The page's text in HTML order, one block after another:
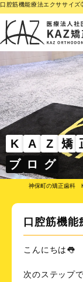
口腔筋機能療法エクササイ
K A Z 矯
ブ ロ グ
神保町の矯正歯科
口腔筋機
こんにちは👅
次のステップ
医院案内
矯正歯科
矯正装置
その他